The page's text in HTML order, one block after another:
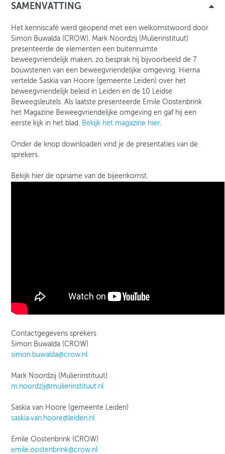
SAMENVATTING
Het kenniscafé werd geopend met een welkomstwoord door
Simon Buwalda (CROW). Mark Noordzij (Mulierinstituut)
presenteerde de elementen een buitenruimte
beweegvriendelijk maken, zo besprak hij bijvoorbeeld de 7
bouwstenen van een beweegvriendelijke omgeving. Hierna
vertelde Saskia van Hoore (gemeente Leiden) over het
beweegvriendelijk beleid in Leiden en de 10 Leidse
Beweegsleutels. Als laatste presenteerde Emile Oostenbrink
het Magazine Beweegvriendelijke omgeving en gaf hij een
eerste kijk in het blad. Bekijk het magazine hier.
Onder de knop downloaden vind je de presentaties van de
sprekers.
Bekijk hier de opname van de bijeenkomst.
Contactgegevens sprekers
Simon Buwalda (CROW)
simon.buwalda@crow.nl
Mark Noordzij (Mulierinstituut)
m.noordzij@mulierinstituut.nl
Saskia van Hoore (gemeente Leiden)
saskia.van.hoore@leiden.nl
Emile Oostenbrink (CROW)
emile.oostenbrink@crow.nl